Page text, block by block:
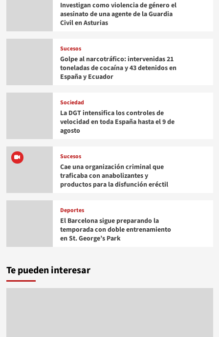
Investigan como violencia de género el
asesinato de una agente de la Guardia
Civil en Asturias
Sucesos
Golpe al narcotráfico: intervenidas 21
toneladas de cocaína y 43 detenidos en
España y Ecuador
Sociedad
La DGT intensifica los controles de
velocidad en toda España hasta el 9 de
agosto
Sucesos
Cae una organización criminal que
traficaba con anabolizantes y
productos para la disfunción eréctil
Deportes
El Barcelona sigue preparando la
temporada con doble entrenamiento
en St. George’s Park
Te pueden interesar